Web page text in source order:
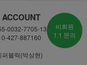
0032-7705-13
427-887160
퍼블릭(박상현)
비회원
1:1 문의